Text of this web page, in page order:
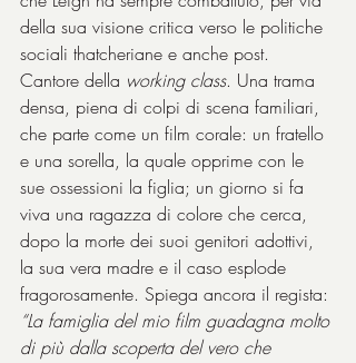
della sua visione critica verso le politiche
sociali thatcheriane e anche post.
Cantore della working class. Una trama
densa, piena di colpi di scena familiari,
che parte come un film corale: un fratello
e una sorella, la quale opprime con le
sue ossessioni la figlia; un giorno si fa
viva una ragazza di colore che cerca,
dopo la morte dei suoi genitori adottivi,
la sua vera madre e il caso esplode
fragorosamente. Spiega ancora il regista:
“La famiglia del mio film guadagna molto
di più dalla scoperta del vero che